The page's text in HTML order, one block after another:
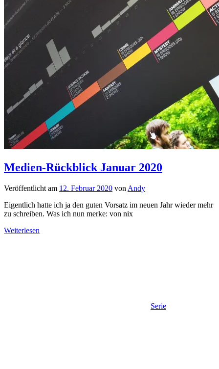
Medien-Rückblick Januar 2020
Veröffentlicht am 12. Februar 2020 von Andy
Eigentlich hatte ich ja den guten Vorsatz im neuen Jahr wieder mehr
zu schreiben. Was ich nun merke: von nix
Weiterlesen
Serie